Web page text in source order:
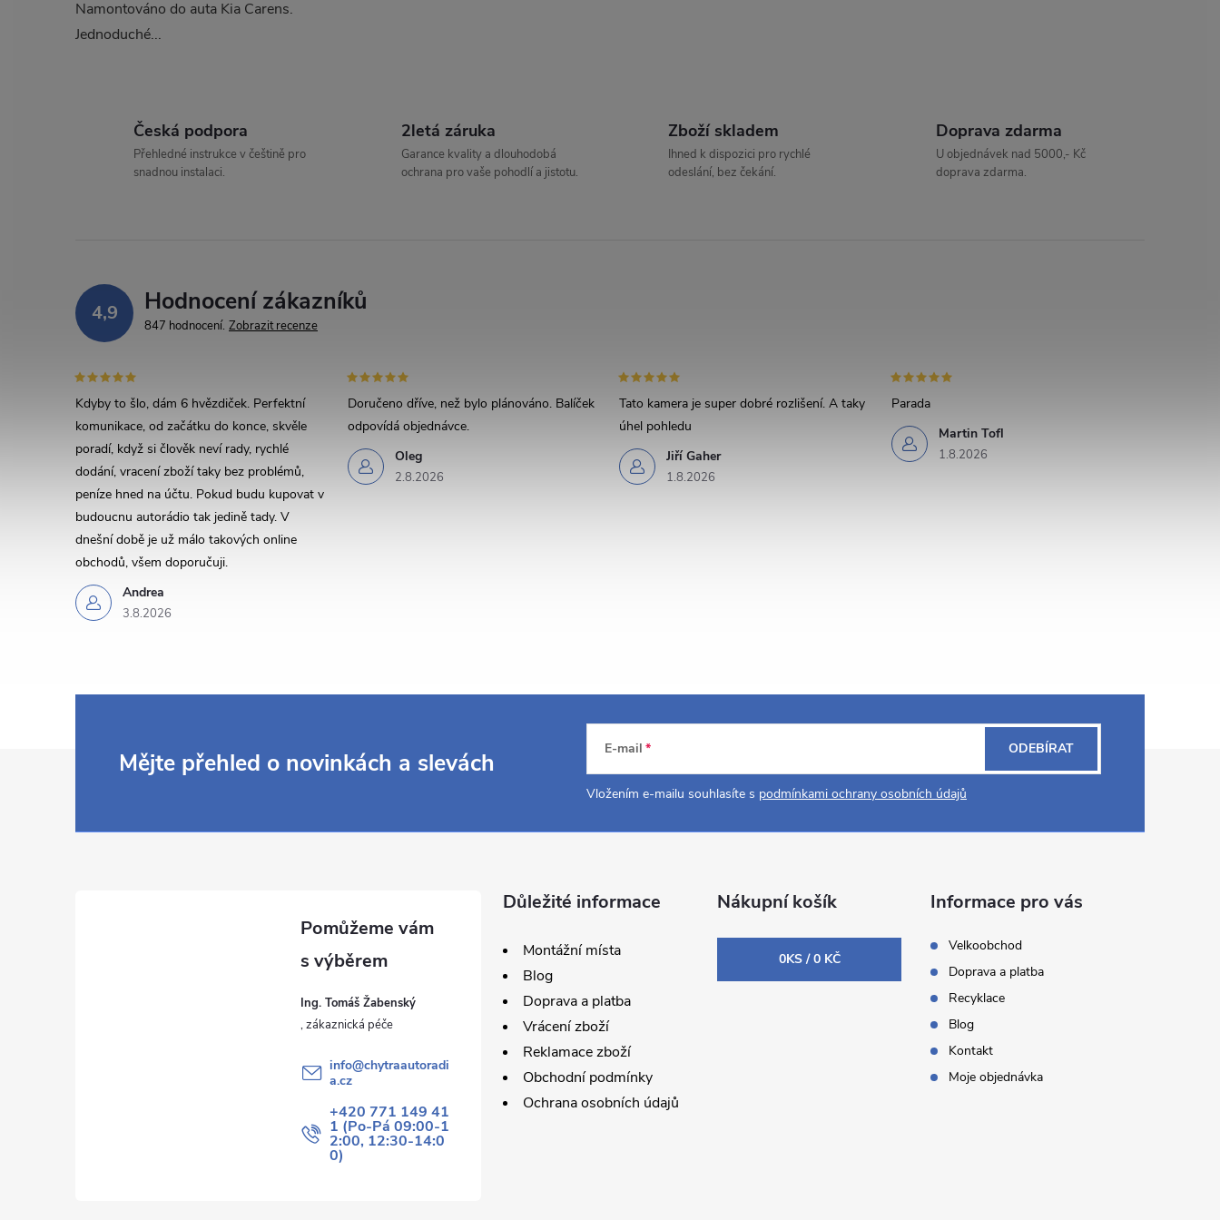
Namontováno do auta Kia Carens.
Jednoduché...
d
a
k
y
v
Česká podpora
Přehledné instrukce v češtině pro
snadnou instalaci.
2letá záruka
Garance kvality a dlouhodobá
ochrana pro vaše pohodlí a jistotu.
Zboží skladem
Ihned k dispozici pro rychlé
odeslání, bez čekání.
Doprava zdarma
U objednávek nad 5000,- Kč
doprava zdarma.
4,9 Hodnocení zákazníků
847 hodnocení Zobrazit recenze
Andrea
3.8.2026
Kdyby to šlo, dám 6 hvězdiček. Perfektní
komunikace, od začátku do konce, skvěle
poradí, když si člověk neví rady, rychlé
dodání, vracení zboží taky bez problémů,
peníze hned na účtu. Pokud budu kupovat v
budoucnu autorádio tak jedině tady. V
dnešní době je už málo takových online
obchodů, všem doporučuji.
Oleg
2.8.2026
Doručeno dříve, než bylo plánováno. Balíček
odpovídá objednávce.
Jiří Gaher
1.8.2026
Tato kamera je super dobré rozlišení. A taky
úhel pohledu
Martin Tofl
1.8.2026
Parada
Mějte přehled o novinkách a slevách E-mail
Vložením e-mailu souhlasíte s podmínkami ochrany osobních údajů
ODEBÍRAT
Ing. Tomáš Žabenský
info@chytraautoradi
a.cz
+420 771 149 41
1 (Po-Pá 09:00-1
2:00, 12:30-14:0
0)
Důležité informace
Montážní místa
Blog
Doprava a platba
Vrácení zboží
Reklamace zboží
Obchodní podmínky
Ochrana osobních údajů
Nákupní košík
0KS /0 KČ
Informace pro vás
Velkoobchod
Doprava a platba
Recyklace
Blog
Kontakt
Moje objednávka